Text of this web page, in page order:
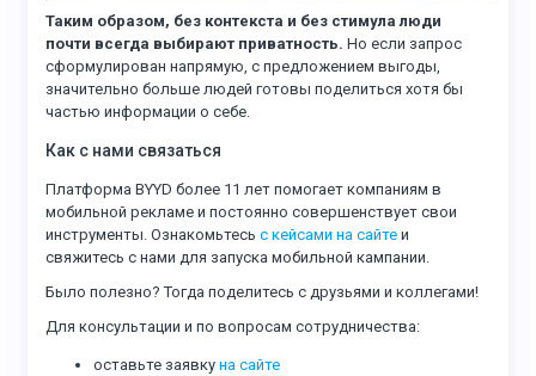
Таким образом, без контекста и без стимула люди
почти всегда выбирают приватность.Но если запрос
сформулирован напрямую, с предложением выгоды,
значительно больше людей готовы поделиться хотя бы
частью информации о себе.
Как с нами связаться
Платформа BYYD более 11 лет помогает компаниям в
мобильной рекламе и постоянно совершенствует свои
инструменты. Ознакомьтесьс кейсами на сайте и
свяжитесь с нами для запуска мобильной кампании.
Было полезно? Тогда поделитесь с друзьями и коллегами!
Для консультации и по вопросам сотрудничества:
оставьте заявкуна сайте